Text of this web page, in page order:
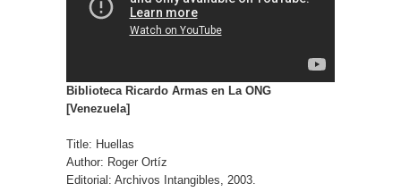
Biblioteca Ricardo Armas en La ONG
[Venezuela]
Title: Huellas
Author: Roger Ortíz
Editorial: Archivos Intangibles, 2003.